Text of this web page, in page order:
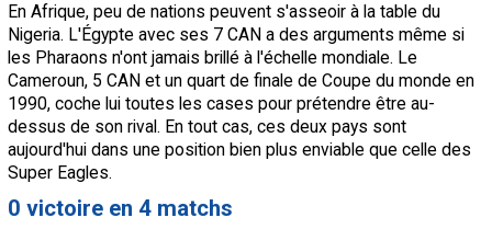
En Afrique, peu de nations peuvent s'asseoir à la table du
Nigeria. L'Égypte avec ses 7 CAN a des arguments même si
les Pharaons n'ont jamais brillé à l'échelle mondiale. Le
Cameroun, 5 CAN et un quart de finale de Coupe du monde en
1990, coche lui toutes les cases pour prétendre être au-
dessus de son rival. En tout cas, ces deux pays sont
aujourd'hui dans une position bien plus enviable que celle des
Super Eagles.
0 victoire en 4 matchs